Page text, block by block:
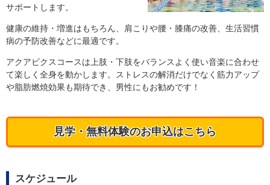
サポートします。
健康の維持・増進はもちろん、肩こりや腰・膝痛の改善、生活習慣
病の予防改善などに最適です。
アクアビクスコースは上肢・下肢をバランスよく使い音楽に合わせ
て楽しく全身を動かします。ストレスの解消だけでなく筋力アップ
や脂肪燃焼効果も期待でき、男性にもお勧めです！
見学・無料体験のお申込はこちら
スケジュール